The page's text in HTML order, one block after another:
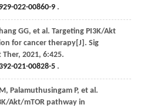
022-00860-9.
GG, et al. Targeting PI3K/Akt
for cancer therapy[J]. Sig
Ther, 2021, 6:425.
021-00828-5.
M, Palamuthusingam P, et al.
Akt/mTOR pathway in